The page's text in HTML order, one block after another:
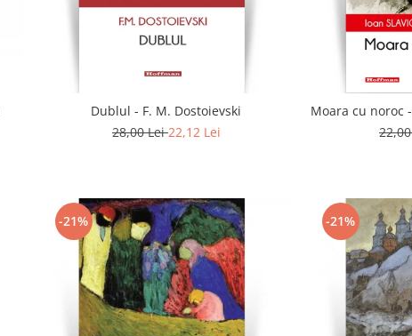
Dublul - F. M. Dostoievski
28,00 Lei22,12 Lei
Moara cu noroc
-21% -21%